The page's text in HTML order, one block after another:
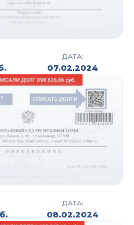
нарушений со стороны
или коллекторского
всего периода
Переговоры с
берем на себя.
со всеми
при подключении в нашей
В
нарушений при
штраф до 2 млн.
уже поступали
ДАТА:
07.02.2024
ДАТА:
08.02.2024